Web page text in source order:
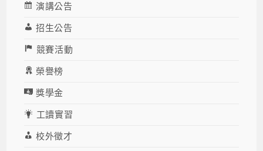
演講公告
招生公告
競賽活動
榮譽榜
獎學金
工讀實習
校外徵才